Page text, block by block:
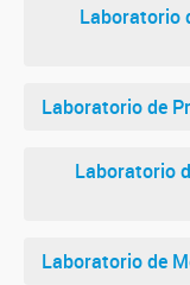
Laboratorio
Laboratorio de
Laboratorio
Laboratorio de